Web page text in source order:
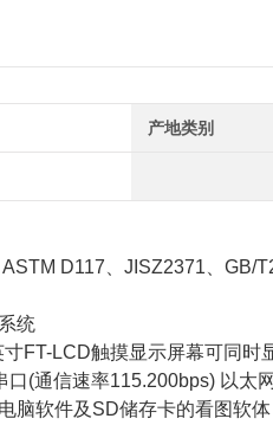
产地类别
D117、JISZ2371、GB/
统
FT-LCD触摸显示屏幕可同时
(通信速率115.200bps) 以太
脑软件及SD储存卡的看图软体